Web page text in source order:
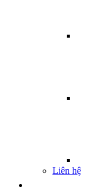
Liên hệ